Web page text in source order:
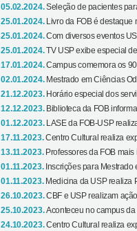
05.02.2024.Seleção de pacientes
25.01.2024.
Livro da FOB é destaque
25.01.2024.Com diversos eventos
25.01.2024.TV USP exibe especial
17.01.2024.Campus comemora os
02.01.2024. Mestrado em Ciências
21.12.2023. Horário especial dos
12.12.2023. Biblioteca da FOB
01.12.2023.
LASE da FOB-USP
17.11.2023.Centro Cultural realiza
13.11.2023. Professores da FOB
01.11.2023. Inscrições para
01.11.2023. Medicina da USP realiza
26.10.2023.CBF e USP realizam
25.10.2023.Aconteceu no campus da
24.10.2023.Centro Cultural realiza